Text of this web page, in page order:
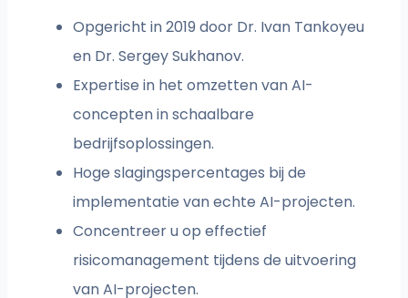
Opgericht in 2019 door Dr. Ivan Tankoyeu
en Dr. Sergey Sukhanov.
Expertise in het omzetten van AI-
concepten in schaalbare
bedrijfsoplossingen.
Hoge slagingspercentages bij de
implementatie van echte AI-projecten.
Concentreer u op effectief
risicomanagement tijdens de uitvoering
van AI-projecten.